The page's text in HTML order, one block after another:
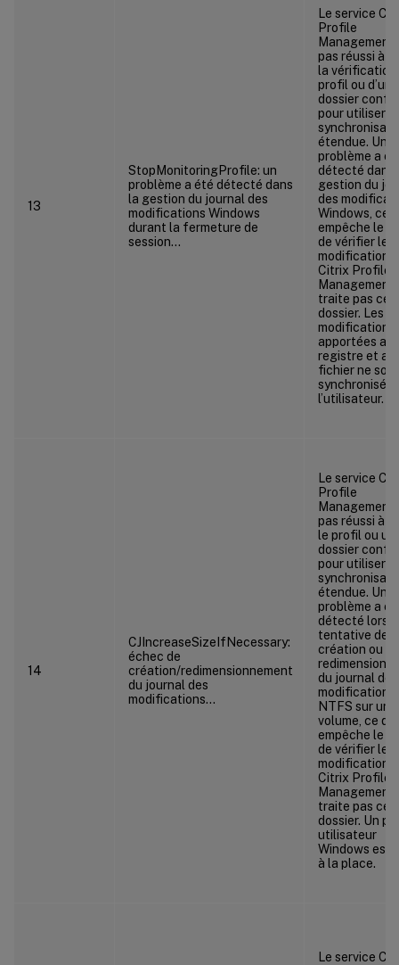
13
StopMonitoringProfile: un
problème a été détecté dans
la gestion du journal des
modifications Windows
durant la fermeture de
session…
Le service
Profile
Management
pas réussi à
la vérification
profil ou d’un
dossier
pour utiliser la
étendue. Un
problème a
détecté dans
gestion du
des
Windows, ce
empêche le
de vérifier les
modifications.
Citrix Profile
Management
traite pas ce
dossier. Les
modifications
apportées au
registre et au
fichier ne
l’utilisateur.
14
CJIncreaseSizeIfNecessary:
échec de
création/redimensionnement
du journal des
modifications…
Le service
Profile
Management
pas réussi à
le profil ou un
dossier
pour utiliser la
étendue. Un
problème a
détecté lors
tentative de
création ou
du journal de
modifications
NTFS sur un
volume, ce qui
empêche le
de vérifier les
modifications.
Citrix Profile
Management
traite pas ce
dossier. Un
utilisateur
Windows est
à la place.
Le service